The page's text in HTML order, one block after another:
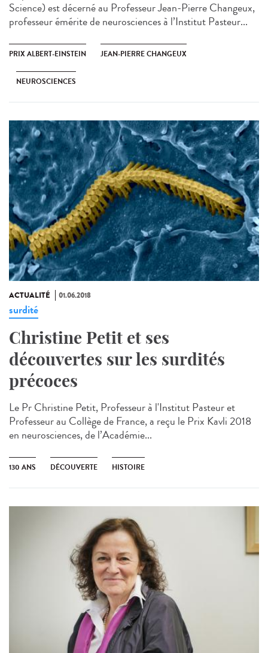
Science) est décerné au Professeur Jean-Pierre Changeux,
professeur émérite de neurosciences à l’Institut Pasteur...
PRIX ALBERT-EINSTEIN JEAN-PIERRE CHANGEUX
NEUROSCIENCES
ACTUALITÉ 01.06.2018
surdité
Christine Petit et ses
découvertes sur les surdités
précoces
Le Pr Christine Petit, Professeur à l'Institut Pasteur et
Professeur au Collège de France, a reçu le Prix Kavli 2018
en neurosciences, de l’Académie...
130 ANS DÉCOUVERTE HISTOIRE